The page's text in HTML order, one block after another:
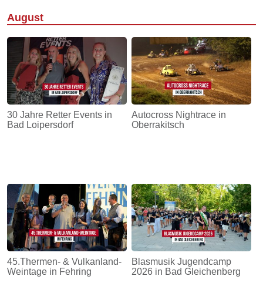
August
30 Jahre Retter Events in
Bad Loipersdorf
Autocross Nightrace in
Oberrakitsch
45.Thermen- & Vulkanland-
Weintage in Fehring
Blasmusik Jugendcamp
2026 in Bad Gleichenberg